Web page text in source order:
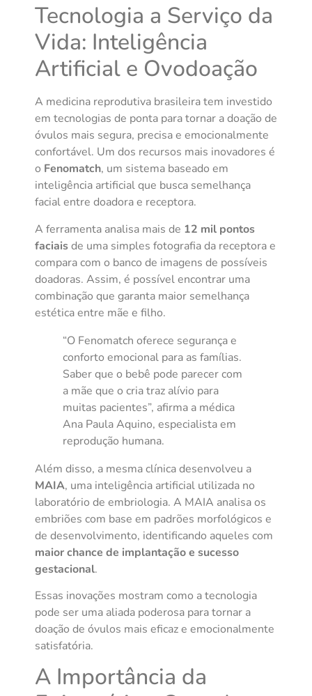
Tecnologia a Serviço da
Vida: Inteligência
Artificial e Ovodoação
A medicina reprodutiva brasileira tem investido
em tecnologias de ponta para tornar a doação de
óvulos mais segura, precisa e emocionalmente
confortável. Um dos recursos mais inovadores é
o Fenomatch, um sistema baseado em
inteligência artificial que busca semelhança
facial entre doadora e receptora.
A ferramenta analisa mais de 12 mil pontos
faciaisde uma simples fotografia da receptora e
compara com o banco de imagens de possíveis
doadoras. Assim, é possível encontrar uma
combinação que garanta maior semelhança
estética entre mãe e filho.
“O Fenomatch oferece segurança e
conforto emocional para as famílias.
Saber que o bebê pode parecer com
a mãe que o cria traz alívio para
muitas pacientes”, afirma a médica
Ana Paula Aquino, especialista em
reprodução humana.
Além disso, a mesma clínica desenvolveu a
MAIA, uma inteligência artificial utilizada no
laboratório de embriologia. A MAIA analisa os
embriões com base em padrões morfológicos e
de desenvolvimento, identificando aqueles com
maior chance de implantação e sucesso
gestacional.
Essas inovações mostram como a tecnologia
pode ser uma aliada poderosa para tornar a
doação de óvulos mais eficaz e emocionalmente
satisfatória.
A Importância da